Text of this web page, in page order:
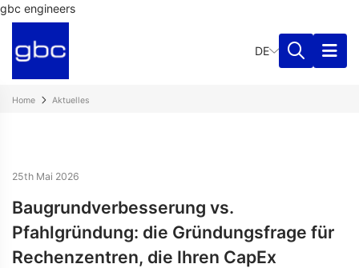
gbc engineers
DE
Home Aktuelles
25th Mai 2026
Baugrundverbesserung vs.
Pfahlgründung: die Gründungsfrage für
Rechenzentren, die Ihren CapEx